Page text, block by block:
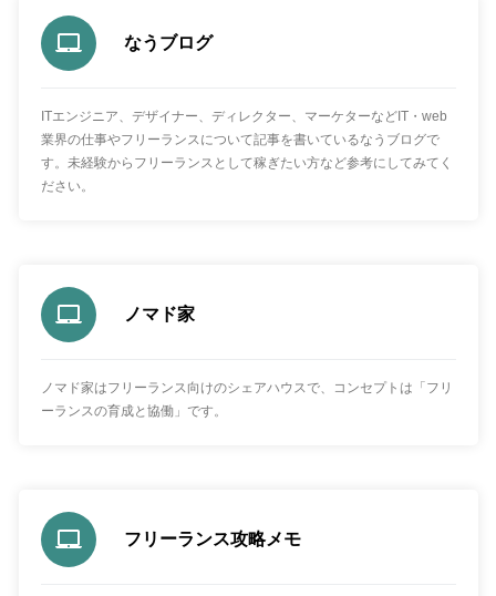
なうブログ
ITエンジニア、デザイナー、ディレクター、マーケターなどIT・web
業界の仕事やフリーランスについて記事を書いているなうブログで
す。未経験からフリーランスとして稼ぎたい方など参考にしてみてく
ださい。
ノマド家
ノマド家はフリーランス向けのシェアハウスで、コンセプトは「フリ
ーランスの育成と協働」です。
フリーランス攻略メモ